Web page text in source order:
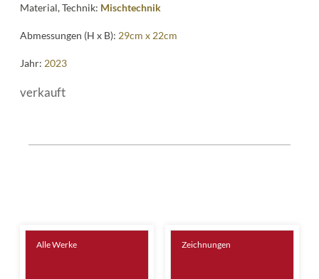
Material, Technik: Mischtechnik
Abmessungen (H x B): 29cm x 22cm
Jahr: 2023
verkauft
Alle Werke Zeichnungen